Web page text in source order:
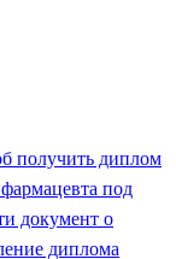
получить диплом
под
документ о
диплома